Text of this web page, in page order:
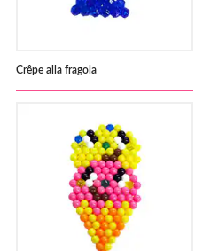
Crêpe alla fragola